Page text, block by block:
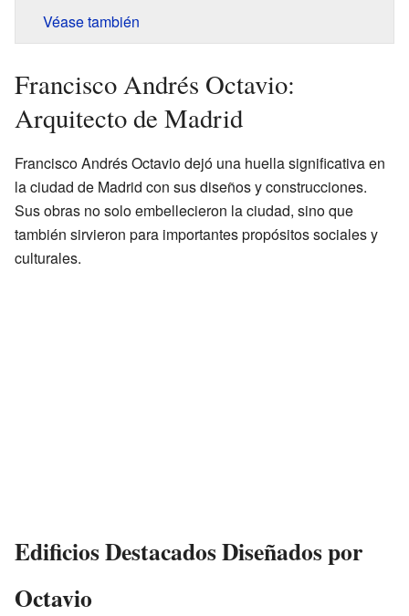
Véase también
Francisco Andrés Octavio:
Arquitecto de Madrid
Francisco Andrés Octavio dejó una huella significativa en
la ciudad de Madrid con sus diseños y construcciones.
Sus obras no solo embellecieron la ciudad, sino que
también sirvieron para importantes propósitos sociales y
culturales.
Edificios Destacados Diseñados por
Octavio